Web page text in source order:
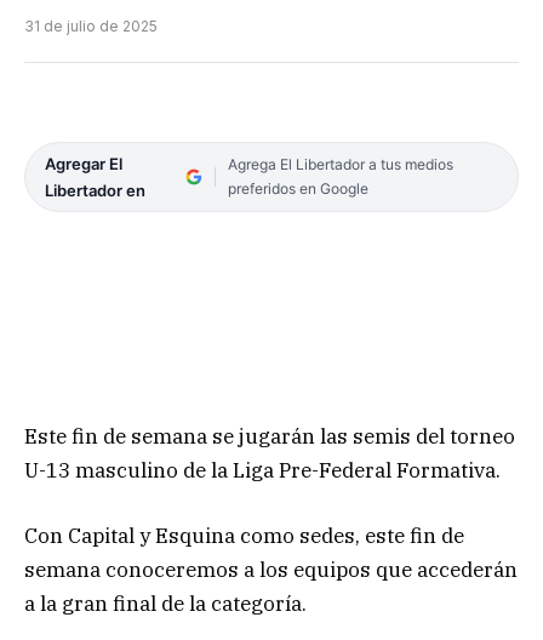
31 de julio de 2025
Agregar El
Libertador en
Agrega El Libertador a tus medios
preferidos en Google
Este fin de semana se jugarán las semis del torneo
U-13 masculino de la Liga Pre-Federal Formativa.
Con Capital y Esquina como sedes, este fin de
semana conoceremos a los equipos que accederán
a la gran final de la categoría.